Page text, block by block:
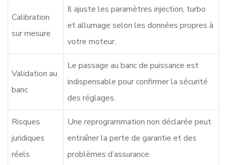
Calibration
sur mesure
Il ajuste les paramètres injection, turbo
et allumage selon les données propres à
votre moteur.
Validation au
banc
Le passage au banc de puissance est
indispensable pour confirmer la sécurité
des réglages.
Risques
juridiques
réels
Une reprogrammation non déclarée peut
entraîner la perte de garantie et des
problèmes d’assurance.